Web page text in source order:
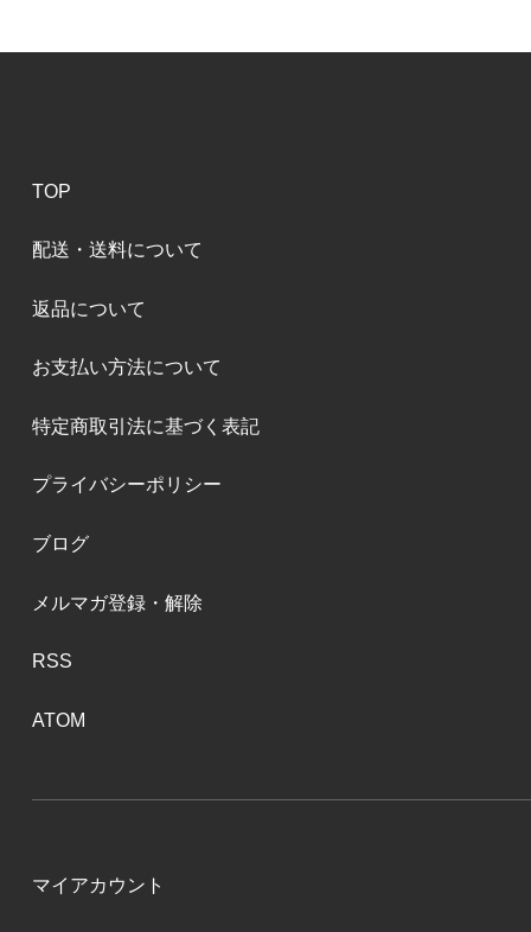
TOP
配送・送料について
返品について
お支払い方法について
特定商取引法に基づく表記
プライバシーポリシー
ブログ
メルマガ登録・解除
RSS
ATOM
マイアカウント